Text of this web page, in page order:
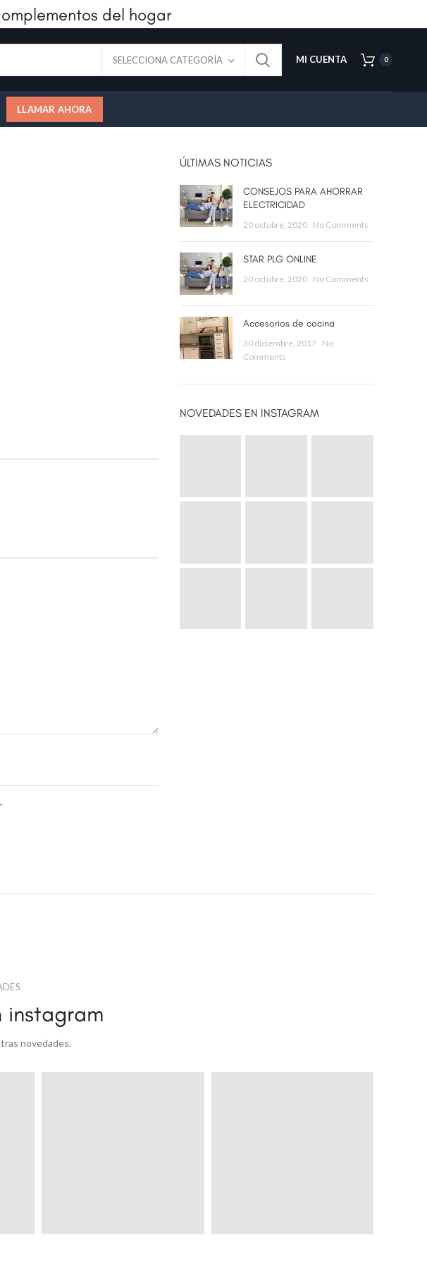
del hogar
SELECCIONA CATEGORÍA MI CUENTA 0
LLAMAR AHORA
ÚLTIMAS NOTICIAS
CONSEJOS PARA AHORRAR
ELECTRICIDAD
20 octubre, 2020 No Comments
STAR PLG ONLINE
20 octubre, 2020 No Comments
Accesorios de cocina
30 diciembre, 2017
No
Comments
NOVEDADES EN INSTAGRAM
instagram
novedades.